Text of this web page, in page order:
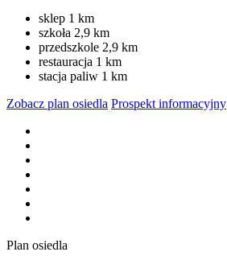
sklep 1 km
szkoła 2,9 km
przedszkole 2,9 km
restauracja 1 km
stacja paliw 1 km
Zobacz plan osiedla Prospekt informacyjny
Plan osiedla